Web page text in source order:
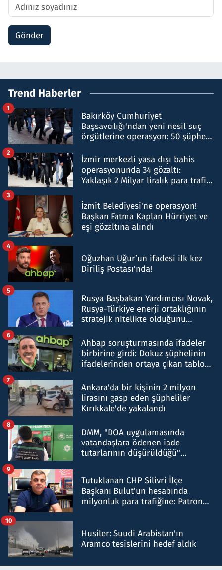
Gönder
Trend Haberler
Bakırköy Cumhuriyet
Başsavcılığı'ndan yeni nesil suç
örgütlerine operasyon: 50 şüpheli
1
İzmir merkezli yasa dışı bahis
operasyonunda 34 gözaltı:
Yaklaşık 2 Milyar liralık para trafiği
2
İzmit Belediyesi'ne operasyon!
Başkan Fatma Kaplan Hürriyet ve
eşi gözaltına alındı
3
Oğuzhan Uğur’un ifadesi ilk kez
Diriliş Postası'nda!
4
Rusya Başbakan Yardımcısı Novak,
Rusya-Türkiye enerji ortaklığının
stratejik nitelikte olduğunu
5
Ahbap soruşturmasında ifadeler
birbirine girdi: Dokuz şüphelinin
ifadelerinden ortaya çıkan tablo
6
Ankara'da bir kişinin 2 milyon
lirasını gasp eden şüpheliler
Kırıkkale'de yakalandı
7
DMM, "DOA uygulamasında
vatandaşlara ödenen iade
tutarlarının düşürüldüğü"
8
Tutuklanan CHP Silivri İlçe
Başkanı Bulut'un hesabında
milyonluk para trafiğine: Patron
9
Husiler: Suudi Arabistan'ın
Aramco tesislerini hedef aldık
10